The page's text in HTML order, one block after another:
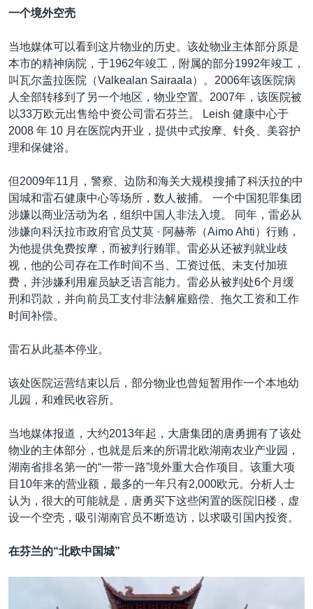
一个境外空壳
当地媒体可以看到这片物业的历史。该处物业主体部分原是
本市的精神病院，于1962年竣工，附属的部分1992年竣工，
叫瓦尔盖拉医院（Valkealan Sairaala）。2006年该医院病
人全部转移到了另一个地区，物业空置。2007年，该医院被
以33万欧元出售给中资公司雷石芬兰。 Leish 健康中心于
2008 年 10 月在医院内开业，提供中式按摩、针灸、美容护
理和保健浴。
但2009年11月，警察、边防和海关大规模搜捕了科沃拉的中
国城和雷石健康中心等场所，数人被捕。 一个中国犯罪集团
涉嫌以商业活动为名，组织中国人非法入境。 同年，雷必从
涉嫌向科沃拉市政府官员艾莫 · 阿赫蒂（Aimo Ahti）行贿，
为他提供免费按摩，而被判行贿罪。雷必从还被判就业歧
视，他的公司存在工作时间不当、工资过低、未支付加班
费，并涉嫌利用雇员缺乏语言能力。雷必从被判处6个月缓
刑和罚款，并向前员工支付非法解雇赔偿、拖欠工资和工作
时间补偿。
雷石从此基本停业。
该处医院运营结束以后，部分物业也曾短暂用作一个本地幼
儿园，和难民收容所。
当地媒体报道，大约2013年起，大唐集团的唐勇拥有了该处
物业的主体部分，也就是后来的所谓北欧湖南农业产业园，
湖南省排名第一的“一带一路”境外重大合作项目。该重大项
目10年来的营业额，最多的一年只有2,000欧元。分析人士
认为，很大的可能就是，唐勇买下这些闲置的医院旧楼，虚
设一个空壳，吸引湖南官员不断造访，以求吸引国内投资。
在芬兰的“北欧中国城”